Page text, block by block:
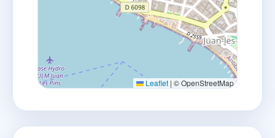
Leaflet | © OpenStreetMap